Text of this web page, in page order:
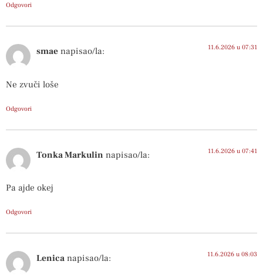
Odgovori
smae napisao/la: 11.6.2026 u 07:31
Ne zvuči loše
Odgovori
Tonka Markulin napisao/la: 11.6.2026 u 07:41
Pa ajde okej
Odgovori
Lenica napisao/la: 11.6.2026 u 08:03